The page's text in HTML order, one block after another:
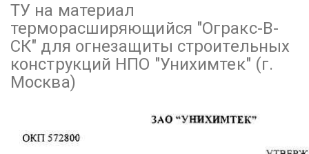
"Унихимтек" (г. Москва) / Pozhproekt.ru
ТУ на материал
терморасширяющийся "Огракс-В-
СК" для огнезащиты строительных
конструкций НПО "Унихимтек" (г.
Москва)